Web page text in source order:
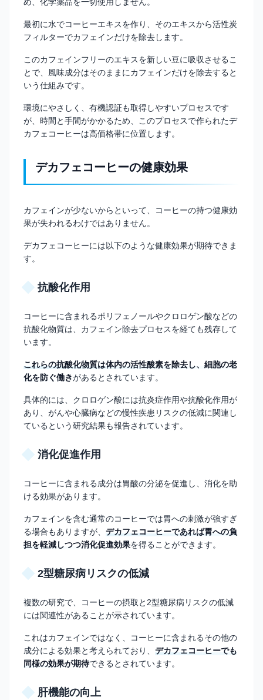
め、化学薬品を一切使用しません。
最初に水でコーヒーエキスを作り、そのエキスから活性炭
フィルターでカフェインだけを除去します。
このカフェインフリーのエキスを新しい豆に吸収させるこ
とで、風味成分はそのままにカフェインだけを除去すると
いう仕組みです。
環境にやさしく、有機認証も取得しやすいプロセスです
が、時間と手間がかかるため、このプロセスで作られたデ
カフェコーヒーは高価格帯に位置します。
デカフェコーヒーの健康効果
カフェインが少ないからといって、コーヒーの持つ健康効
果が失われるわけではありません。
デカフェコーヒーには以下のような健康効果が期待できま
す。
抗酸化作用
コーヒーに含まれるポリフェノールやクロロゲン酸などの
抗酸化物質は、カフェイン除去プロセスを経ても残存して
います。
これらの抗酸化物質は体内の活性酸素を除去し、細胞の老
化を防ぐ働きがあるとされています。
具体的には、クロロゲン酸には抗炎症作用や抗酸化作用が
あり、がんや心臓病などの慢性疾患リスクの低減に関連し
ているという研究結果も報告されています。
消化促進作用
コーヒーに含まれる成分は胃酸の分泌を促進し、消化を助
ける効果があります。
カフェインを含む通常のコーヒーでは胃への刺激が強すぎ
る場合もありますが、 デカフェコーヒーであれば胃への負
担を軽減しつつ消化促進効果を得ることができます。
2型糖尿病リスクの低減
複数の研究で、コーヒーの摂取と2型糖尿病リスクの低減
には関連性があることが示されています。
これはカフェインではなく、コーヒーに含まれるその他の
成分による効果と考えられており、 デカフェコーヒーでも
同様の効果が期待できるとされています。
肝機能の向上